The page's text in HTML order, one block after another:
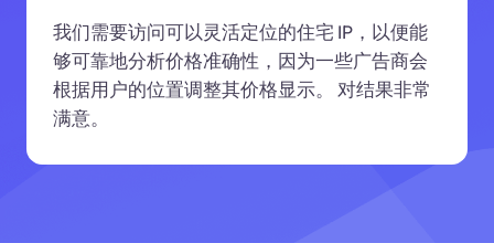
我们需要访问可以灵活定位的住宅 IP，以便能
够可靠地分析价格准确性，因为一些广告商会
根据用户的位置调整其价格显示。 对结果非常
满意。